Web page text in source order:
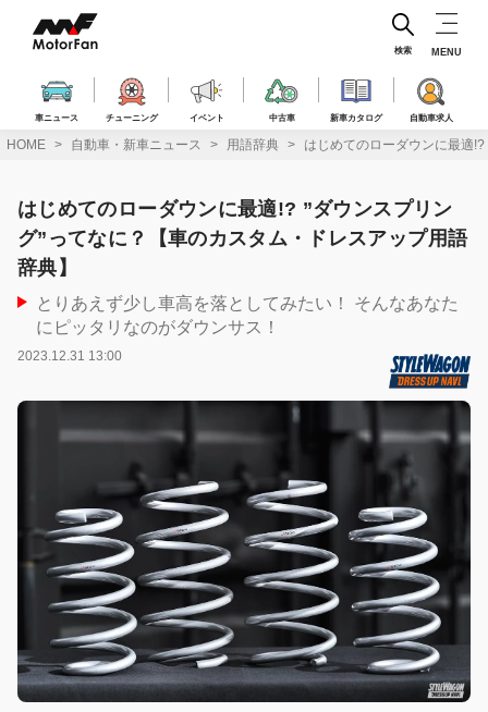
ス
車ニュース チューニング イベント 中古車 新車カタログ 自動車求人
検索 MENU
HOME 自動車・新車ニュース 用語辞典 はじめてのローダウンに最適
はじめてのローダウンに最適!? ”ダウンスプリン
グ”ってなに？【車のカスタム・ドレスアップ用語
辞典】
とりあえず少し車高を落としてみたい！ そんなあなた
にピッタリなのがダウンサス！
2023.12.31 13:00